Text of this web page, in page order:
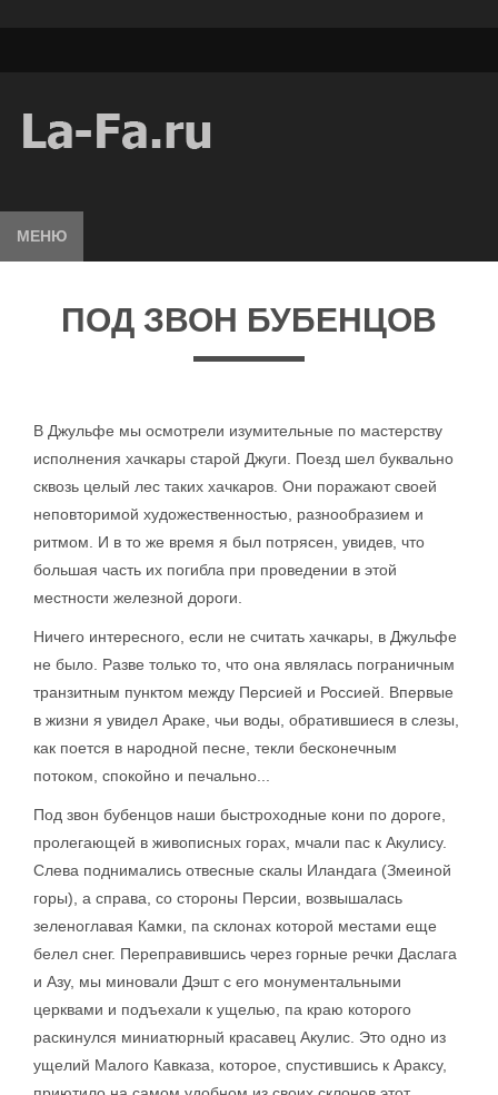
МЕНЮ
ПОД ЗВОН БУБЕНЦОВ
В Джульфе мы осмотрели изумительные по мастерству
исполнения хачкары старой Джуги. Поезд шел буквально
сквозь целый лес таких хачкаров. Они поражают своей
неповторимой художественностью, разнообразием и
ритмом. И в то же время я был потрясен, увидев, что
большая часть их погибла при проведении в этой
местности железной дороги.
Ничего интересного, если не считать хачкары, в Джульфе
не было. Разве только то, что она являлась пограничным
транзитным пунктом между Персией и Россией. Впервые
в жизни я увидел Араке, чьи воды, обратившиеся в слезы,
как поется в народной песне, текли бесконечным
потоком, спокойно и печально...
Под звон бубенцов наши быстроходные кони по дороге,
пролегающей в живописных горах, мчали пас к Акулису.
Слева поднимались отвесные скалы Иландага (Змеиной
горы), а справа, со стороны Персии, возвышалась
зеленоглавая Камки, па склонах которой местами еще
белел снег. Переправившись через горные речки Даслага
и Азу, мы миновали Дэшт с его монументальными
церквами и подъехали к ущелью, па краю которого
раскинулся миниатюрный красавец Акулис. Это одно из
ущелий Малого Кавказа, которое, спустившись к Араксу,